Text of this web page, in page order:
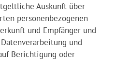
Auskunft über
personenbezogenen
und Empfänger und
und
Berichtigung oder